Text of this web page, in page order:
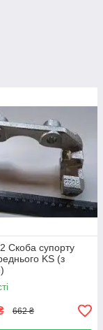
Скоба супорту
KS (з
662 ₴